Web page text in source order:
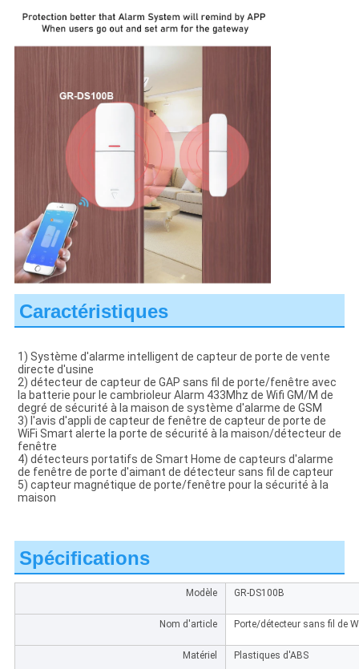
Caractéristiques
1) Système d'alarme intelligent de capteur de porte de vente
directe d'usine
2) détecteur de capteur de GAP sans fil de porte/fenêtre avec
la batterie pour le cambrioleur Alarm 433Mhz de Wifi GM/M de
degré de sécurité à la maison de système d'alarme de GSM
3) l'avis d'appli de capteur de fenêtre de capteur de porte de
WiFi Smart alerte la porte de sécurité à la maison/détecteur de
fenêtre
4) détecteurs portatifs de Smart Home de capteurs d'alarme
de fenêtre de porte d'aimant de détecteur sans fil de capteur
5) capteur magnétique de porte/fenêtre pour la sécurité à la
maison
Spécifications
Modèle GR-DS100B
Nom d'article Porte/détecteur sans fil de
Matériel Plastiques d'ABS